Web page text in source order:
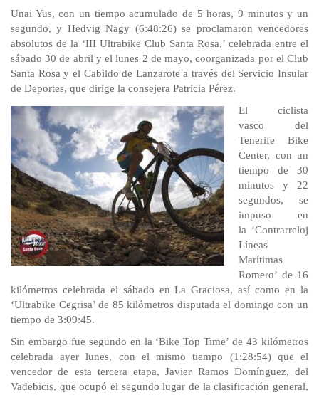
Unai Yus, con un tiempo acumulado de 5 horas, 9 minutos y un
segundo, y Hedvig Nagy (6:48:26) se proclamaron vencedores
absolutos de la ‘III Ultrabike Club Santa Rosa,’ celebrada entre el
sábado 30 de abril y el lunes 2 de mayo, coorganizada por el Club
Santa Rosa y el Cabildo de Lanzarote a través del Servicio Insular
de Deportes, que dirige la consejera Patricia Pérez.
El ciclista
vasco del
Tenerife Bike
Center, con un
tiempo de 30
minutos y 22
segundos, se
impuso en
la ‘Contrarreloj
Líneas
Marítimas
Romero’ de 16
kilómetros celebrada el sábado en La Graciosa, así como en la
‘Ultrabike Cegrisa’ de 85 kilómetros disputada el domingo con un
tiempo de 3:09:45.
Sin embargo fue segundo en la ‘Bike Top Time’ de 43 kilómetros
celebrada ayer lunes, con el mismo tiempo (1:28:54) que el
vencedor de esta tercera etapa, Javier Ramos Domínguez, del
Vadebicis, que ocupó el segundo lugar de la clasificación general,